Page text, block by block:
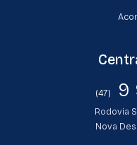
(47) 9
Rodovia
Nova